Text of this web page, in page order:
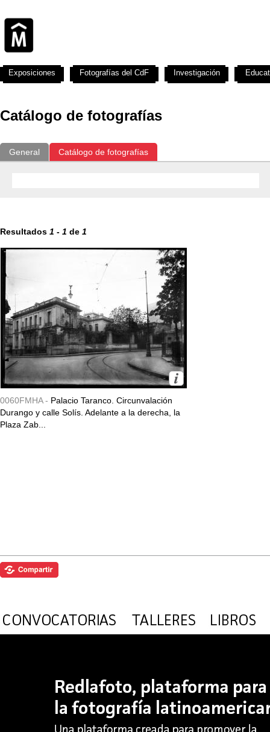
Catálogo de fotografías
General Catálogo de fotografías
Resultados 1 - 1 de 1
0060FMHA - Palacio Taranco. Circunvalación
Durango y calle Solís. Adelante a la derecha, la
Plaza Zab...
Exposiciones Fotografías del CdF Investigación